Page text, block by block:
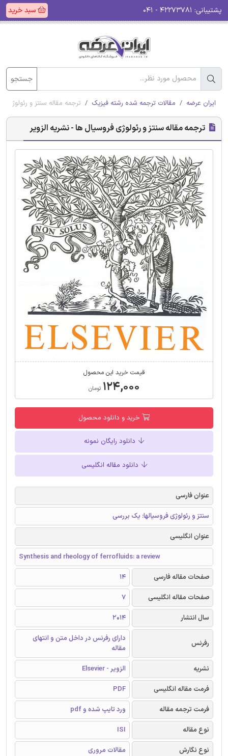
پشتیبانی: سبد خرید
جستجو
ایران عرضه مقالات ترجمه شده رشته فیزیک ترجمه مقاله سنتز و رئولوژی
ترجمه مقاله سنتز و رئولوژی فروسیال ها - نشریه الزویر
قیمت خرید این محصول
۱۲۴,۰۰۰ تومان
خرید و دانلود محصول
دانلود رایگان نمونه
دانلود مقاله انگلیسی
عنوان فارسی
سنتز و رئولوژی فروسیالها: یک بررسی
عنوان انگلیسی
Synthesis and rheology of ferrofluids: a review
صفحات مقاله فارسی
14
صفحات مقاله انگلیسی
7
سال انتشار
2014
رفرنس
دارای رفرنس در داخل متن و انتهای
مقاله
نشریه
الزویر - Elsevier
فرمت مقاله انگلیسی
PDF
فرمت ترجمه مقاله
ورد تایپ شده و pdf
نوع مقاله
ISI
نوع نگارش
مقالات مروری